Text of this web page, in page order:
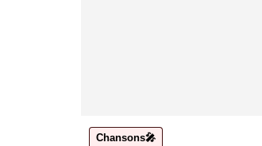
Chansons🎤